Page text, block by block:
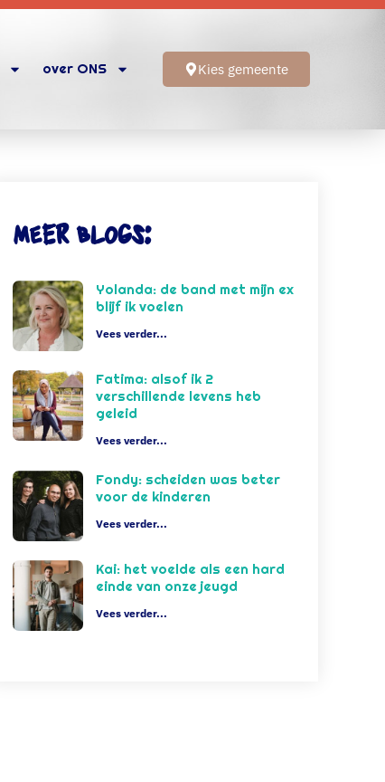
over ONS Kies gemeente
Meer blogs:
Yolanda: de band met mijn ex
blijf ik voelen
Vees verder...
Fatima: alsof ik 2
verschillende levens heb
geleid
Vees verder...
Fondy: scheiden was beter
voor de kinderen
Vees verder...
Kai: het voelde als een hard
einde van onze jeugd
Vees verder...